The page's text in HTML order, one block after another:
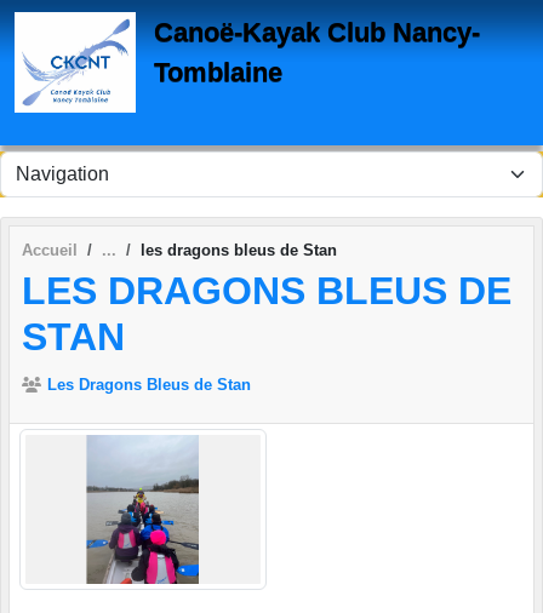
Canoë-Kayak Club Nancy-
Tomblaine
Accueil les dragons bleus de Stan
LES DRAGONS BLEUS DE
STAN
Les Dragons Bleus de Stan
Panneau de gestion des cookies